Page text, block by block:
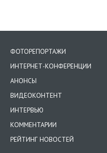
ФОТОРЕПОРТАЖИ
ИНТЕРНЕТ-КОНФЕРЕНЦИИ
АНОНСЫ
ВИДЕОКОНТЕНТ
ИНТЕРВЬЮ
КОММЕНТАРИИ
РЕЙТИНГ НОВОСТЕЙ